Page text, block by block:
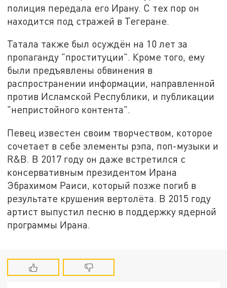
полиция передала его Ирану. С тех пор он
находится под стражей в Тегеране.
Татала также был осуждён на 10 лет за
пропаганду "проституции". Кроме того, ему
были предъявлены обвинения в
распространении информации, направленной
против Исламской Республики, и публикации
"непристойного контента".
Певец известен своим творчеством, которое
сочетает в себе элементы рэпа, поп-музыки и
R&B. В 2017 году он даже встретился с
консервативным президентом Ирана
Эбрахимом Раиси, который позже погиб в
результате крушения вертолёта. В 2015 году
артист выпустил песню в поддержку ядерной
программы Ирана.